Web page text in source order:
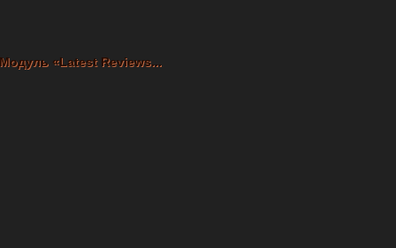
Модуль «Latest Reviews...